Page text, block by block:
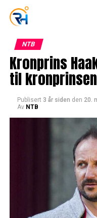
NTB
Kronprins
til
Publisert 3 år siden den 20.
Av NTB